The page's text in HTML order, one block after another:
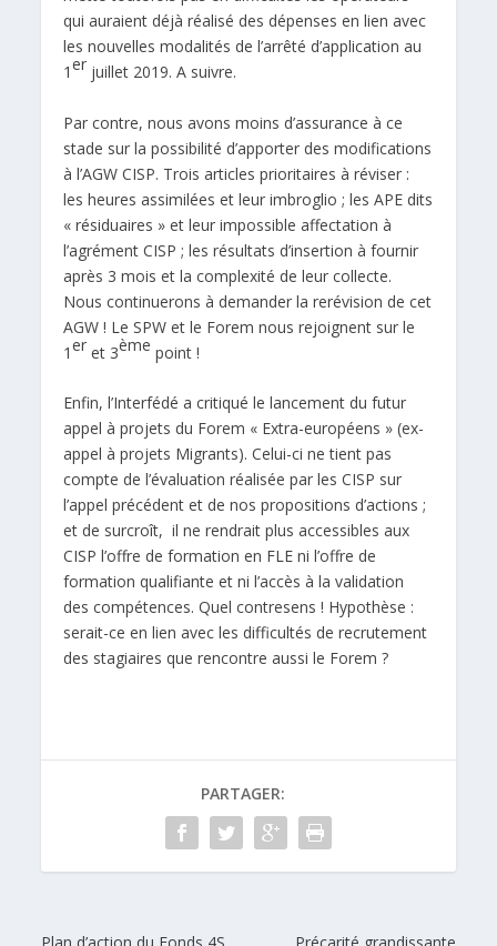
qui auraient déjà réalisé des dépenses en lien avec
les nouvelles modalités de l’arrêté d’application au
1er juillet 2019. A suivre.
Par contre, nous avons moins d’assurance à ce
stade sur la possibilité d’apporter des modifications
à l’AGW CISP. Trois articles prioritaires à réviser :
les heures assimilées et leur imbroglio ; les APE dits
« résiduaires » et leur impossible affectation à
l’agrément CISP ; les résultats d’insertion à fournir
après 3 mois et la complexité de leur collecte.
Nous continuerons à demander la rerévision de cet
AGW ! Le SPW et le Forem nous rejoignent sur le
1er et 3ème point !
Enfin, l’Interfédé a critiqué le lancement du futur
appel à projets du Forem « Extra-européens » (ex-
appel à projets Migrants). Celui-ci ne tient pas
compte de l’évaluation réalisée par les CISP sur
l’appel précédent et de nos propositions d’actions ;
et de surcroît, il ne rendrait plus accessibles aux
CISP l’offre de formation en FLE ni l’offre de
formation qualifiante et ni l’accès à la validation
des compétences. Quel contresens ! Hypothèse :
serait-ce en lien avec les difficultés de recrutement
des stagiaires que rencontre aussi le Forem ?
PARTAGER: